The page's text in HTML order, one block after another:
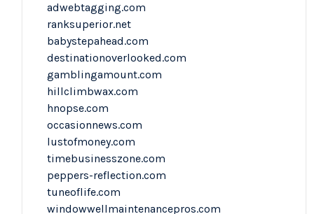
adwebtagging.com
ranksuperior.net
babystepahead.com
destinationoverlooked.com
gamblingamount.com
hillclimbwax.com
hnopse.com
occasionnews.com
lustofmoney.com
timebusinesszone.com
peppers-reflection.com
tuneoflife.com
windowwellmaintenancepros.com